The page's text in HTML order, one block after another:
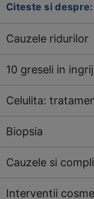
Citeste si despre:
Cauzele ridurilor
10 greseli in
Celulita:
Biopsia
Cauzele si
Interventii